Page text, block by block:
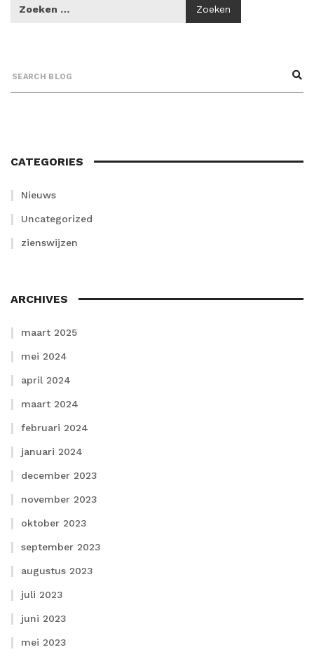
CATEGORIES
Nieuws
Uncategorized
zienswijzen
ARCHIVES
maart 2025
mei 2024
april 2024
maart 2024
februari 2024
januari 2024
december 2023
november 2023
oktober 2023
september 2023
augustus 2023
juli 2023
juni 2023
mei 2023